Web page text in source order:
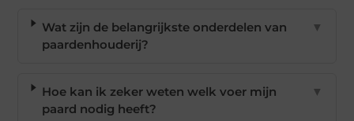
Wat zijn de belangrijkste onderdelen van
paardenhouderij?
▼
Hoe kan ik zeker weten welk voer mijn
paard nodig heeft?
▼